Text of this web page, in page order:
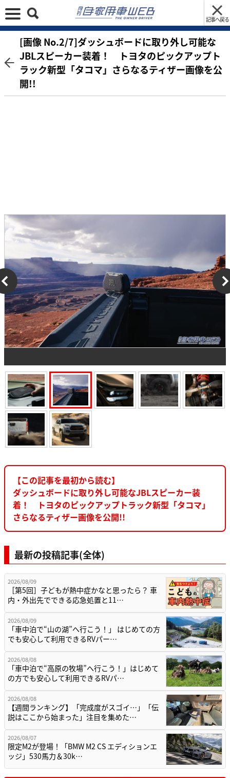
記事へ戻る
[画像 No.2/7]ダッシュボードに取り外し可能な
JBLスピーカー装着！ トヨタのピックアップト
ラック新型「タコマ」さらなるティザー画像を公
開!!
【この記事を最初から読む】
ダッシュボードに取り外し可能なJBLスピーカー装
着！ トヨタのピックアップトラック新型「タコマ」
さらなるティザー画像を公開!!
最新の投稿記事(全体)
2026/08/09
［第5回］子どもが熱中症かなと思ったら？ 車
内・外出先でできる応急処置と11…
2026/08/09
「車中泊で“山の湖”へ行こう！」 はじめての方
でも安心して利用できるRVパー…
2026/08/08
「車中泊で“高原の牧場”へ行こう！」はじめて
の方でも安心して利用できるRVパ…
2026/08/08
【週間ランキング】「完成度がスゴイ…」「伝
説はここから始まった」注目を集めた…
2026/08/07
限定M2が登場！「BMW M2 CS エディションエ
ッジ」530馬力＆30k…